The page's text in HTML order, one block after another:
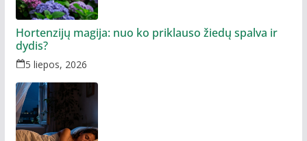
Hortenzijų magija: nuo ko priklauso žiedų spalva ir
dydis?
5 liepos, 2026